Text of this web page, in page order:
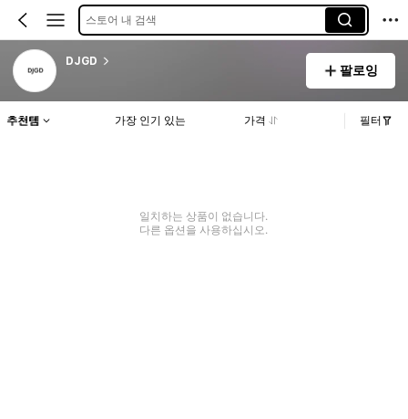
스토어 내 검색
DJGD
팔로잉
추천템 가장 인기 있는 가격 필터
일치하는 상품이 없습니다.
다른 옵션을 사용하십시오.